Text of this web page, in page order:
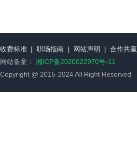
收费标准 | 职场指南 | 网站声明 | 合作共赢
网站备案： 湘ICP备2020022970号-11
Copyright @ 2015-2024 All Right Reserved